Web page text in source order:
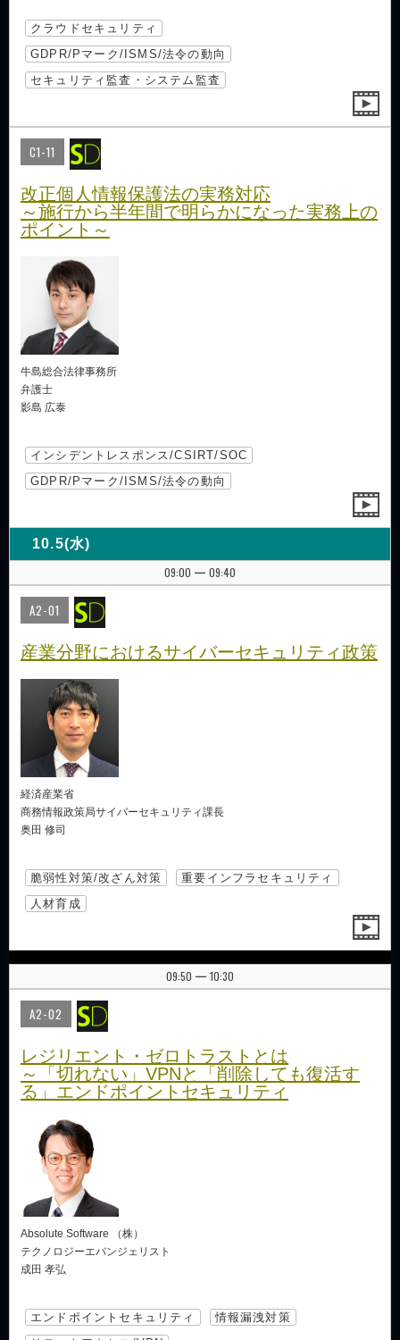
クラウドセキュリティ
GDPR/Pマーク/ISMS/法令の動向
セキュリティ監査・システム監査
C1-11
改正個人情報保護法の実務対応
～施行から半年間で明らかになった実務上の
ポイント～
牛島総合法律事務所
弁護士
影島 広泰
インシデントレスポンス/CSIRT/SOC
GDPR/Pマーク/ISMS/法令の動向
10.5(水)
09:00
| 09:40
A2-01
産業分野におけるサイバーセキュリティ政策
経済産業省
商務情報政策局サイバーセキュリティ課長
奥田 修司
脆弱性対策/改ざん対策
重要インフラセキュリティ
人材育成
09:50 | 10:30
A2-02
レジリエント・ゼロトラストとは
～「切れない」VPNと「削除しても復活す
る」エンドポイントセキュリティ
Absolute Software （株）
テクノロジーエバンジェリスト
成田 孝弘
エンドポイントセキュリティ
情報漏洩対策